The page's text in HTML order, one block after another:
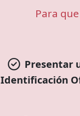
Para
Presentar
Identificación